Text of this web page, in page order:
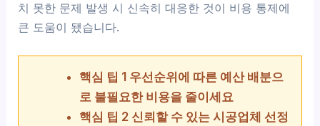
치 못한 문제 발생 시 신속히 대응한 것이 비용 통제에
큰 도움이 됐습니다.
핵심 팁 1 우선순위에 따른 예산 배분으
로 불필요한 비용을 줄이세요
핵심 팁 2 신뢰할 수 있는 시공업체 선정